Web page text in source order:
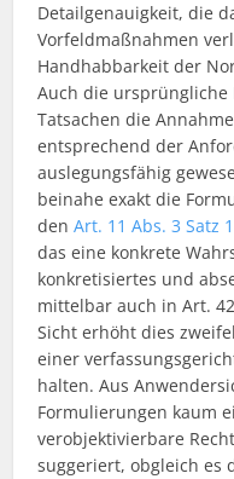
Detailgenauigkeit, die
Vorfeldmaßnahmen
Handhabbarkeit der
Auch die ursprüngliche
Tatsachen die
entsprechend der
auslegungsfähig
beinahe exakt die
denArt. 11 Abs. 3 Satz
das eine konkrete
konkretisiertes und
mittelbar auch in Art.
Sicht erhöht dies
einer
halten. Aus
Formulierungen kaum
verobjektivierbare
suggeriert, obgleich es